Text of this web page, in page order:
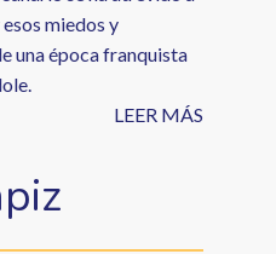
miedos y
una época franquista
LEER MÁS